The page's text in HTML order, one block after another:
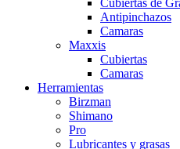
Cubiertas de
Antipinchazos
Camaras
Maxxis
Cubiertas
Camaras
Herramientas
Birzman
Shimano
Pro
Lubricantes y grasas